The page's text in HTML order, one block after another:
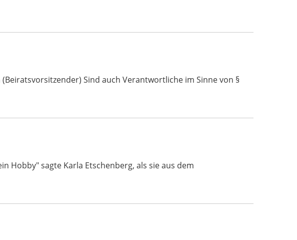
Sind auch Verantwortliche im Sinne von §
Hobby" sagte Karla Etschenberg, als sie aus dem